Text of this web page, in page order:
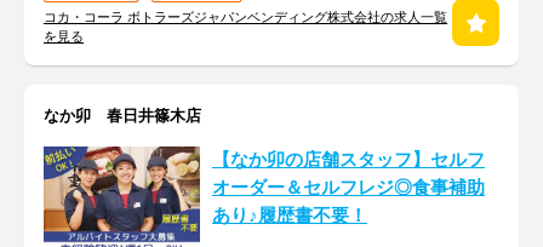
コカ・コーラ ボトラーズジャパンベンディング株式会社の求人一覧
を見る
なか卯 春日井篠木店
【なか卯の店舗スタッフ】セルフ
オーダー＆セルフレジ◎食事補助
あり♪履歴書不要！